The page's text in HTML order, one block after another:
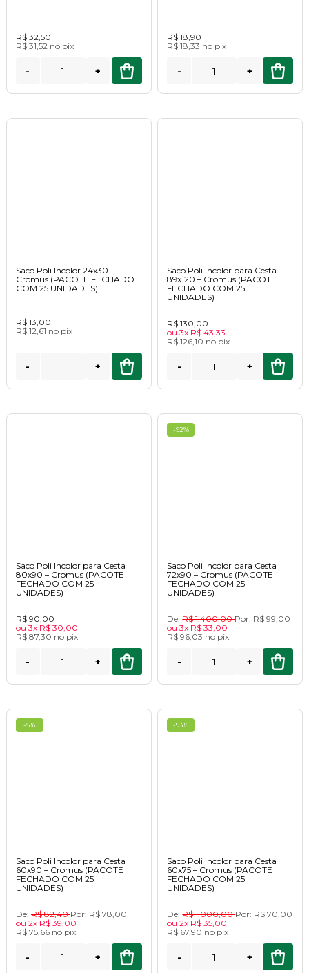
R$ 32,50
R$ 31,52 no pix
- +
R$ 18,90
R$ 18,33 no pix
- +
Saco Poli Incolor 24x30 –
Cromus (PACOTE FECHADO
COM 25 UNIDADES)
R$ 13,00
R$ 12,61 no pix
- +
Saco Poli Incolor para Cesta
89x120 – Cromus (PACOTE
FECHADO COM 25
UNIDADES)
R$ 130,00
ou 3x R$ 43,33
R$ 126,10 no pix
- +
Saco Poli Incolor para Cesta
80x90 – Cromus (PACOTE
FECHADO COM 25
UNIDADES)
R$ 90,00
ou 3x R$ 30,00
R$ 87,30 no pix
- +
-92%
Saco Poli Incolor para Cesta
72x90 – Cromus (PACOTE
FECHADO COM 25
UNIDADES)
De: R$ 1.400,00Por: R$ 99,00
ou 3x R$ 33,00
R$ 96,03 no pix
- +
-5%
Saco Poli Incolor para Cesta
60x90 – Cromus (PACOTE
FECHADO COM 25
UNIDADES)
De: R$ 82,40Por: R$ 78,00
ou 2x R$ 39,00
R$ 75,66 no pix
- +
-93%
Saco Poli Incolor para Cesta
60x75 – Cromus (PACOTE
FECHADO COM 25
UNIDADES)
De: R$ 1.000,00Por: R$ 70,00
ou 2x R$ 35,00
R$ 67,90 no pix
- +